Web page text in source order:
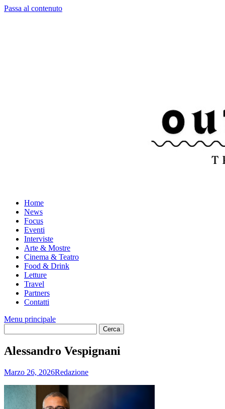
Passa al contenuto
Home
News
Focus
Eventi
Interviste
Arte & Mostre
Cinema & Teatro
Food & Drink
Letture
Travel
Partners
Contatti
Menu principale
Alessandro Vespignani
Marzo 26, 2026Redazione